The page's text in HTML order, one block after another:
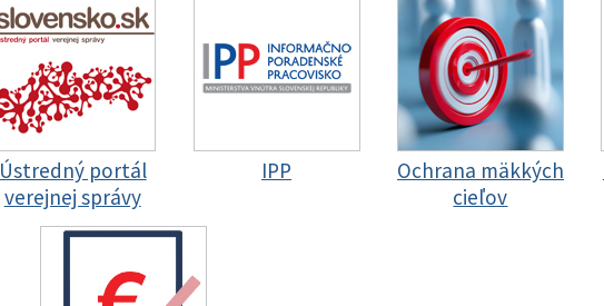
Ústredný portál
verejnej správy
IPP
Ochrana mäkkých
cieľov